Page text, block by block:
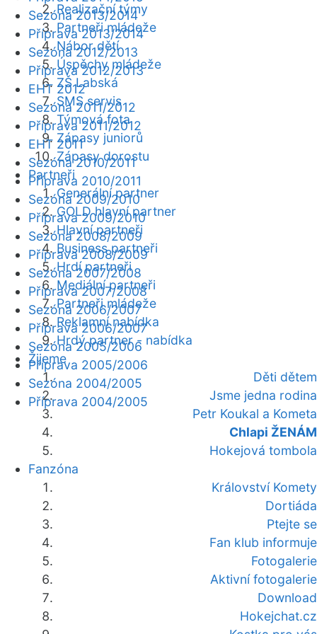
Realizační týmy
Partneři mládeže
Nábor dětí
Úspěchy mládeže
ZŠ Labská
SMS servis
Týmová fota
Zápasy juniorů
Zápasy dorostu
Partneři
Generální partner
GOLD hlavní partner
Hlavní partneři
Business partneři
Hrdí partneři
Mediální partneři
Partneři mládeže
Reklamní nabídka
Hrdý partner - nabídka
Žijeme
Děti dětem
Jsme jedna rodina
Petr Koukal a Kometa
Chlapi ŽENÁM
Hokejová tombola
Fanzóna
Království Komety
Dortiáda
Ptejte se
Fan klub informuje
Fotogalerie
Aktivní fotogalerie
Download
Hokejchat.cz
Sezóna 2013/2014
Příprava 2013/2014
Sezóna 2012/2013
Příprava 2012/2013
EHT 2012
Sezóna 2011/2012
Příprava 2011/2012
EHT 2011
Sezóna 2010/2011
Příprava 2010/2011
Sezóna 2009/2010
Příprava 2009/2010
Sezóna 2008/2009
Příprava 2008/2009
Sezóna 2007/2008
Příprava 2007/2008
Sezóna 2006/2007
Příprava 2006/2007
Sezóna 2005/2006
Příprava 2005/2006
Sezóna 2004/2005
Příprava 2004/2005